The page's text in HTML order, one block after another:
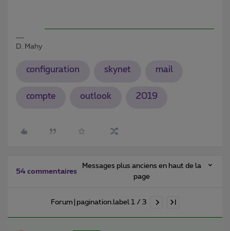
D. Mahy
configuration skynet mail
compte outlook 2019
54 commentaires
Messages plus anciens en haut de la
page
Forum|pagination.label 1 / 3